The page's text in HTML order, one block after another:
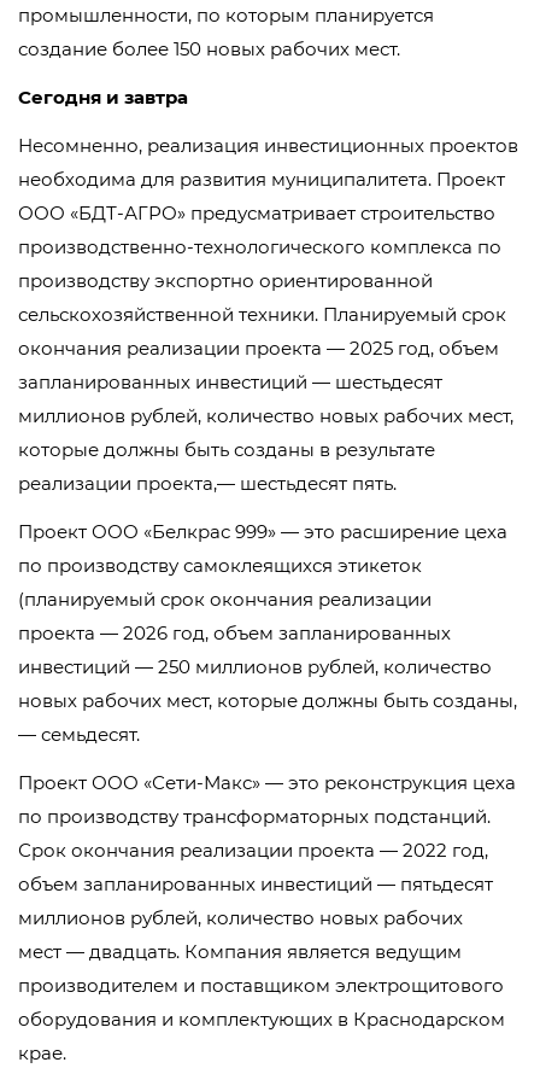
промышленности, по которым планируется
создание более 150 новых рабочих мест.
Сегодня и завтра
Несомненно, реализация инвестиционных проектов
необходима для развития муниципалитета. Проект
ООО «БДТ-АГРО» предусматривает строительство
производственно-технологического комплекса по
производству экспортно ориентированной
сельскохозяйственной техники. Планируемый срок
окончания реализации проекта — 2025 год, объем
запланированных инвестиций — шестьдесят
миллионов рублей, количество новых рабочих мест,
которые должны быть созданы в результате
реализации проекта,— шестьдесят пять.
Проект ООО «Белкрас 999» — это расширение цеха
по производству самоклеящихся этикеток
(планируемый срок окончания реализации
проекта — 2026 год, объем запланированных
инвестиций — 250 миллионов рублей, количество
новых рабочих мест, которые должны быть созданы,
— семьдесят.
Проект ООО «Сети-Макс» — это реконструкция цеха
по производству трансформаторных подстанций.
Срок окончания реализации проекта — 2022 год,
объем запланированных инвестиций — пятьдесят
миллионов рублей, количество новых рабочих
мест — двадцать. Компания является ведущим
производителем и поставщиком электрощитового
оборудования и комплектующих в Краснодарском
крае.